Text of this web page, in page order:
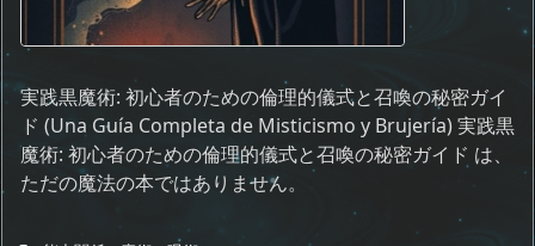
実践黒魔術: 初心者のための倫理的儀式と召喚の秘密ガイ
ド (Una Guía Completa de Misticismo y Brujería) 実践黒
魔術: 初心者のための倫理的儀式と召喚の秘密ガイド は、
ただの魔法の本ではありません。